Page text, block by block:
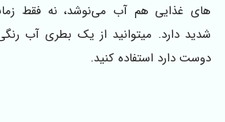
های غذایی هم آب می‌نوشد، نه فقط
شدید دارد. میتوانید از یک بطری آب
دوست دارد استفاده کنید.